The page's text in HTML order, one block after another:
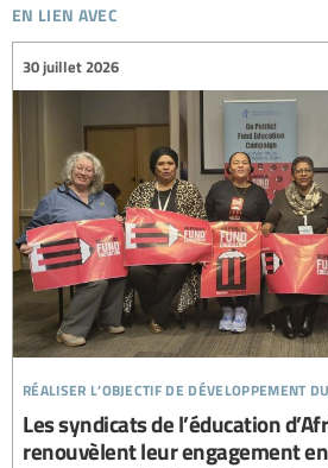
en lien avec
réaliser l’objectif de développement
30 juillet 2026
Les syndicats de l’éducation
renouvèlent leur engagement